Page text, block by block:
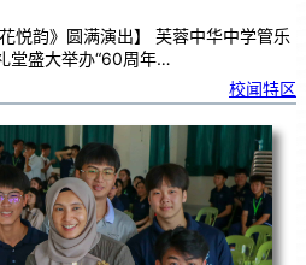
悦韵》圆满演出】 芙蓉中华中学管乐
堂盛大举办“60周年…
校闻特区